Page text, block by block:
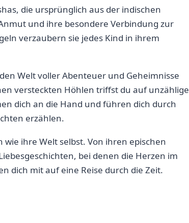
die ursprünglich ⁢aus der indischen
⁣und ihre besondere⁤ Verbindung zur
verzaubern sie‍ jedes Kind in ⁢ihrem
⁤Welt voller Abenteuer ⁤und Geheimnisse
versteckten Höhlen ‍triffst du auf unzählige
dich an die Hand⁣ und führen dich durch
erzählen.
ihre Welt selbst. Von‍ ihren epischen
bei denen die Herzen im​
dich mit auf eine Reise ⁢durch die ⁤Zeit.